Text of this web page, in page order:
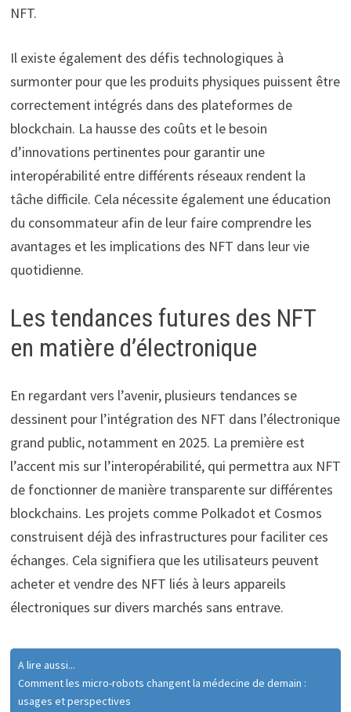
NFT.
Il existe également des défis technologiques à
surmonter pour que les produits physiques puissent être
correctement intégrés dans des plateformes de
blockchain. La hausse des coûts et le besoin
d’innovations pertinentes pour garantir une
interopérabilité entre différents réseaux rendent la
tâche difficile. Cela nécessite également une éducation
du consommateur afin de leur faire comprendre les
avantages et les implications des NFT dans leur vie
quotidienne.
Les tendances futures des NFT
en matière d’électronique
En regardant vers l’avenir, plusieurs tendances se
dessinent pour l’intégration des NFT dans l’électronique
grand public, notamment en 2025. La première est
l’accent mis sur l’interopérabilité, qui permettra aux NFT
de fonctionner de manière transparente sur différentes
blockchains. Les projets comme Polkadot et Cosmos
construisent déjà des infrastructures pour faciliter ces
échanges. Cela signifiera que les utilisateurs peuvent
acheter et vendre des NFT liés à leurs appareils
électroniques sur divers marchés sans entrave.
A lire aussi...
Comment les micro-robots changent la médecine de demain :
usages et perspectives